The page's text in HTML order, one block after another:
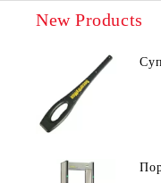
New Products